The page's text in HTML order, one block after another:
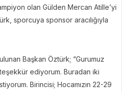
olan Gülden Mercan Atille’yi
sporcuya sponsor aracılığıyla
Başkan Öztürk; “Gurumuz
ediyorum. Buradan iki
Birincisi; Hocamızın 22-29